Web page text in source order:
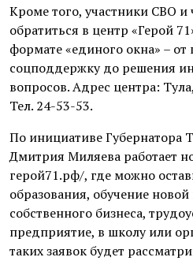
Кроме того, участники СВО и
обратиться в центр «Герой
формате «единого окна» – от
соцподдержку до решения
вопросов. Адрес центра:
Тел. 24-53-53.
По инициативе Губернатора
Дмитрия Миляева работает
герой71.рф/, где можно
образования, обучение
собственного бизнеса,
предприятие, в школу или
таких заявок будет